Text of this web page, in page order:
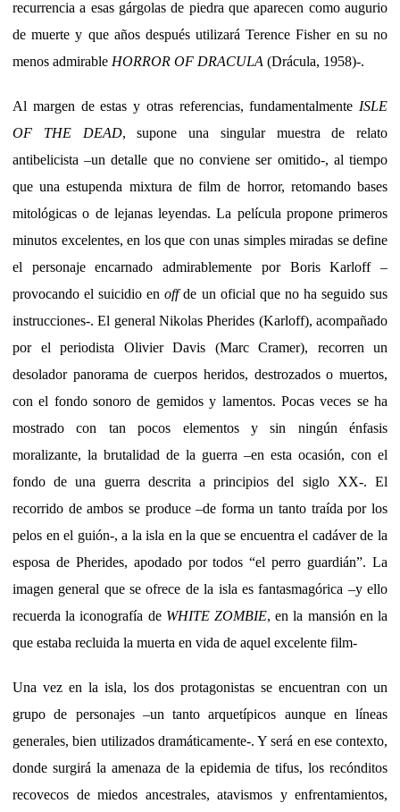
recurrencia a esas gárgolas de piedra que aparecen como augurio
de muerte y que años después utilizará Terence Fisher en su no
menos admirable HORROR OF DRACULA (Drácula, 1958)-.
Al margen de estas y otras referencias, fundamentalmente ISLE
OF THE DEAD, supone una singular muestra de relato
antibelicista –un detalle que no conviene ser omitido-, al tiempo
que una estupenda mixtura de film de horror, retomando bases
mitológicas o de lejanas leyendas. La película propone primeros
minutos excelentes, en los que con unas simples miradas se define
el personaje encarnado admirablemente por Boris Karloff –
provocando el suicidio enoffde un oficial que no ha seguido sus
instrucciones-. El general Nikolas Pherides (Karloff), acompañado
por el periodista Olivier Davis (Marc Cramer), recorren un
desolador panorama de cuerpos heridos, destrozados o muertos,
con el fondo sonoro de gemidos y lamentos. Pocas veces se ha
mostrado con tan pocos elementos y sin ningún énfasis
moralizante, la brutalidad de la guerra –en esta ocasión, con el
fondo de una guerra descrita a principios del siglo XX-. El
recorrido de ambos se produce –de forma un tanto traída por los
pelos en el guión-, a la isla en la que se encuentra el cadáver de la
esposa de Pherides, apodado por todos “el perro guardián”. La
imagen general que se ofrece de la isla es fantasmagórica –y ello
recuerda la iconografía de WHITE ZOMBIE, en la mansión en la
que estaba recluida la muerta en vida de aquel excelente film-
Una vez en la isla, los dos protagonistas se encuentran con un
grupo de personajes –un tanto arquetípicos aunque en líneas
generales, bien utilizados dramáticamente-. Y será en ese contexto,
donde surgirá la amenaza de la epidemia de tifus, los recónditos
recovecos de miedos ancestrales, atavismos y enfrentamientos,